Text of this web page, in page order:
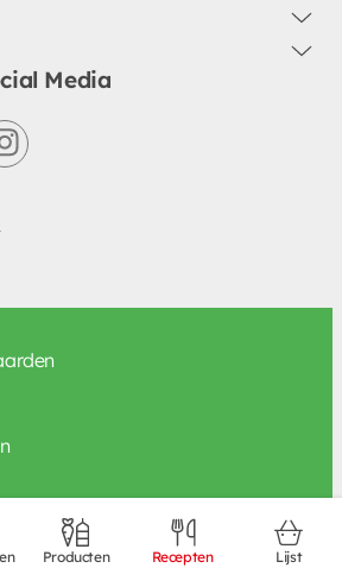
Media
instagram
Producten Recepten Lijst